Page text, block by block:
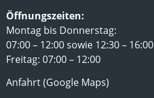
Öffnungszeiten:
Montag bis Donnerstag:
07:00 – 12:00 sowie 12:30 – 16:00
Freitag: 07:00 – 12:00
Anfahrt (Google Maps)